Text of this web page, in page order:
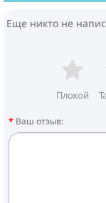
Еще никто не
Плохой
Ваш отзыв: